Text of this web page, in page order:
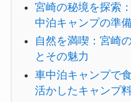
宮崎の秘境を探索
中泊キャンプの準
自然を満喫：宮崎
とその魅力
車中泊キャンプで
活かしたキャンプ